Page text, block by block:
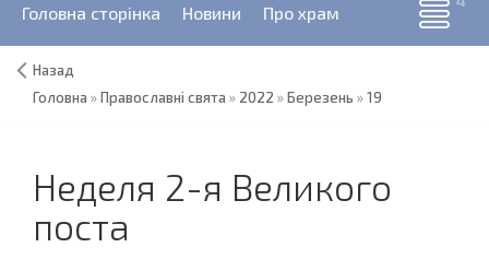
Головна сторінка Новини Про храм
Назад
Головна »Православні свята » 2022 »Березень »19
Неделя 2-я Великого
поста